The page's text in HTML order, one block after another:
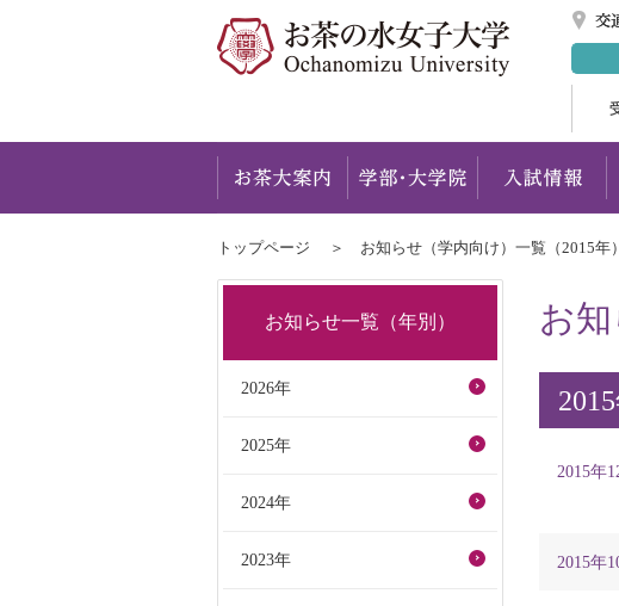
お茶大案内
トップページ お知らせ（学内向け）一覧（2015年）
お
2015年
2015年
お知らせ一覧（年別）
2026年
2025年
2024年
2023年